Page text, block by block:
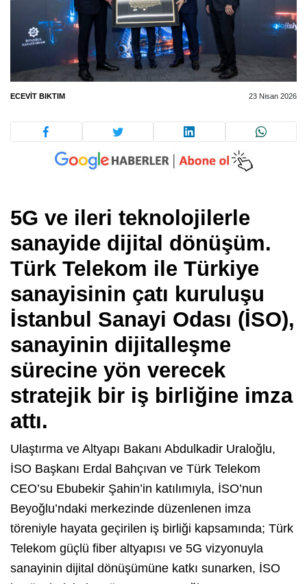
ECEVIT BIKTIM 23 Nisan 2026
5G ve ileri teknolojilerle
sanayide dijital dönüşüm.
Türk Telekom ile Türkiye
sanayisinin çatı kuruluşu
İstanbul Sanayi Odası (İSO),
sanayinin dijitalleşme
sürecine yön verecek
stratejik bir iş birliğine imza
attı.
Ulaştırma ve Altyapı Bakanı Abdulkadir Uraloğlu,
İSO Başkanı Erdal Bahçıvan ve Türk Telekom
CEO’su Ebubekir Şahin’in katılımıyla, İSO’nun
Beyoğlu’ndaki merkezinde düzenlenen imza
töreniyle hayata geçirilen iş birliği kapsamında; Türk
Telekom güçlü fiber altyapısı ve 5G vizyonuyla
sanayinin dijital dönüşümüne katkı sunarken, İSO